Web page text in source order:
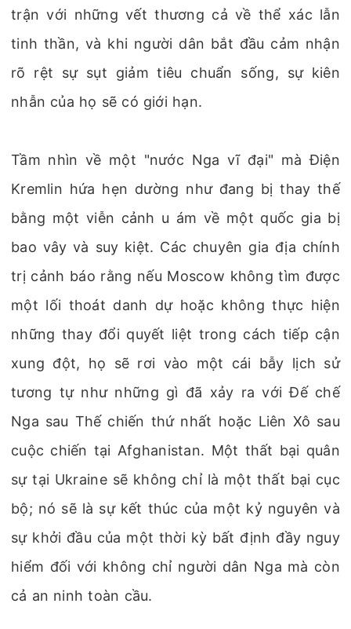
trận với những vết thương cả về thể xác lẫn
tinh thần, và khi người dân bắt đầu cảm nhận
rõ rệt sự sụt giảm tiêu chuẩn sống, sự kiên
nhẫn của họ sẽ có giới hạn.
Tầm nhìn về một "nước Nga vĩ đại" mà Điện
Kremlin hứa hẹn dường như đang bị thay thế
bằng một viễn cảnh u ám về một quốc gia bị
bao vây và suy kiệt. Các chuyên gia địa chính
trị cảnh báo rằng nếu Moscow không tìm được
một lối thoát danh dự hoặc không thực hiện
những thay đổi quyết liệt trong cách tiếp cận
xung đột, họ sẽ rơi vào một cái bẫy lịch sử
tương tự như những gì đã xảy ra với Đế chế
Nga sau Thế chiến thứ nhất hoặc Liên Xô sau
cuộc chiến tại Afghanistan. Một thất bại quân
sự tại Ukraine sẽ không chỉ là một thất bại cục
bộ; nó sẽ là sự kết thúc của một kỷ nguyên và
sự khởi đầu của một thời kỳ bất định đầy nguy
hiểm đối với không chỉ người dân Nga mà còn
cả an ninh toàn cầu.